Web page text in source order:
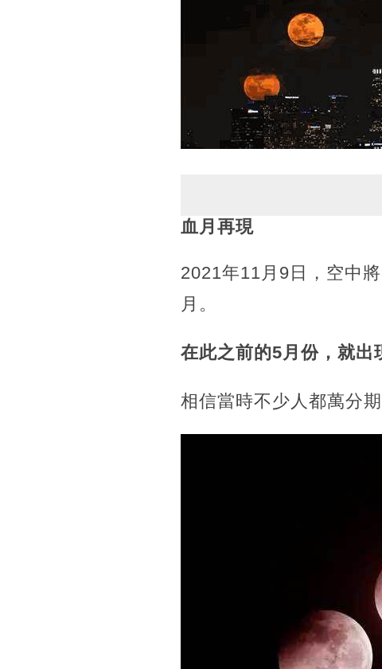
血月再現
2021年11月9日，空中
月。
在此之前的5月份，就
相信當時不少人都萬分